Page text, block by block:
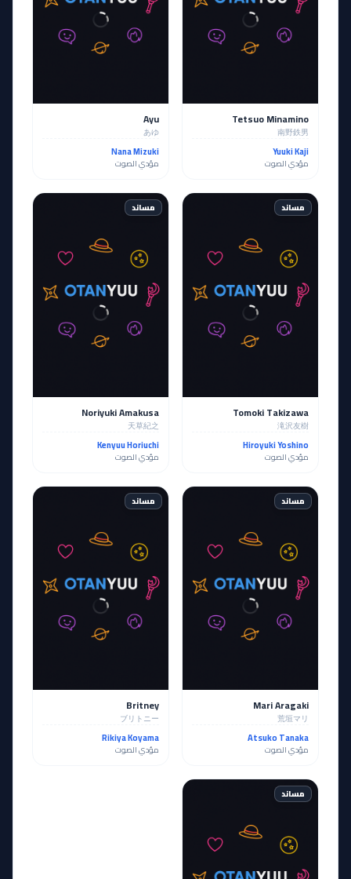
Tetsuo Minamino
南野鉄男
Yuuki Kaji
مؤدي الصوت
Ayu
あゆ
Nana Mizuki
مؤدي الصوت
مساند
Tomoki Takizawa
滝沢友樹
Hiroyuki Yoshino
مؤدي الصوت
مساند
Noriyuki Amakusa
天草紀之
Kenyuu Horiuchi
مؤدي الصوت
مساند
Mari Aragaki
荒垣マリ
Atsuko Tanaka
مؤدي الصوت
مساند
Britney
ブリトニー
Rikiya Koyama
مؤدي الصوت
مساند